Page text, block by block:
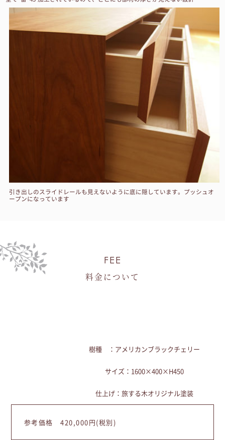
引き出しのスライドレールも見えないように底に隠しています。プッシュオ
ープンになっています
FEE
料金について
樹種 ：アメリカンブラックチェリー
サイズ：1600×400×H450
仕上げ：旅する木オリジナル塗装
参考価格 420,000円(税別)